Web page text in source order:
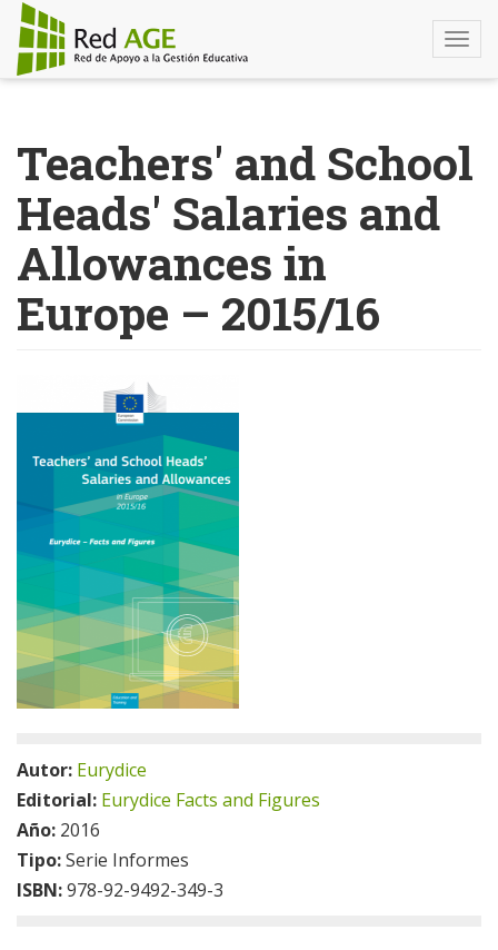
contenido
principal
Teachers' and School
Heads' Salaries and
Allowances in
Europe – 2015/16
Autor: Eurydice
Editorial: Eurydice Facts and Figures
Año: 2016
Tipo:Serie Informes
ISBN:978-92-9492-349-3